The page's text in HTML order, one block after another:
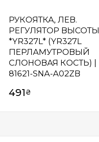
у кошик
РУКОЯТКА, ЛЕВ.
РЕГУЛЯТОР ВЫСОТЫ
*YR327L* (YR327L
ПЕРЛАМУТРОВЫЙ
СЛОНОВАЯ КОСТЬ) |
81621-SNA-A02ZB
491₴